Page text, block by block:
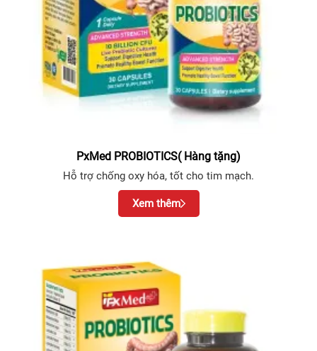
PxMed PROBIOTICS( Hàng tặng)
Hỗ trợ chống oxy hóa, tốt cho tim mạch.
Xem thêm